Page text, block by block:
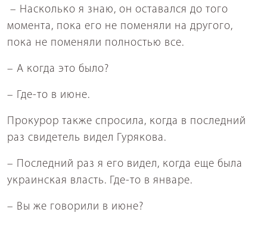
– Насколько я знаю, он оставался до того
момента, пока его не поменяли на другого,
пока не поменяли полностью все.
– А когда это было?
– Где-то в июне.
Прокурор также спросила, когда в последний
раз свидетель видел Гурякова.
– Последний раз я его видел, когда еще была
украинская власть. Где-то в январе.
– Вы же говорили в июне?